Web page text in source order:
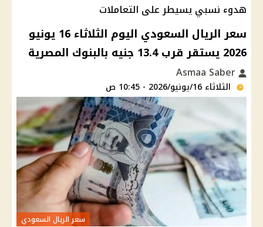
هدوء نسبي يسيطر على التعاملات
سعر الريال السعودي اليوم الثلاثاء 16 يونيو
2026 يستقر قرب 13.4 جنيه بالبنوك المصرية
الثلاثاء 16/يونيو/2026 - 10:45 ص
سعر الريال السعودي